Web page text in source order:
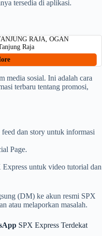
tersedia di aplikasi.
RAJA, OGAN
Raja
media sosial. Ini adalah cara
terbaru tentang promosi,
feed dan story untuk informasi
Page.
Express untuk video tutorial dan
(DM) ke akun resmi SPX
atau melaporkan masalah.
SPX Express Terdekat